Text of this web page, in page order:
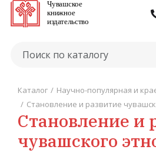
Каталог / Научно-популярная и
/ Становление и развитие
Становление и
чувашского